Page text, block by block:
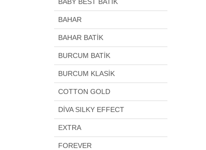
BAHAR
BAHAR BATİK
BURCUM BATİK
BURCUM KLASİK
COTTON GOLD
DİVA SILKY EFFECT
EXTRA
FOREVER